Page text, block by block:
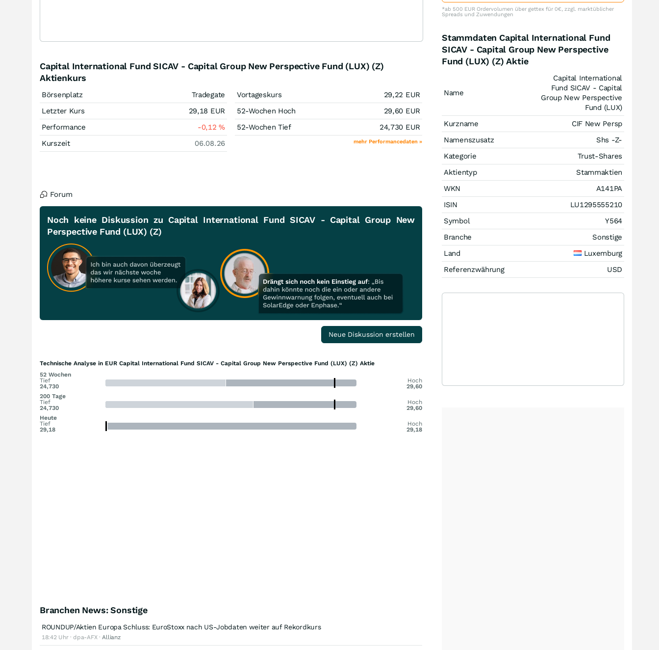
Capital International Fund SICAV - Capital Group New Perspective Fund (LUX) (Z)
Aktienkurs
Börsenplatz
Tradegate
Letzter Kurs
29,18 EUR
Performance
-0,12%
Kurszeit
06.08.26
Vortageskurs 29,22 EUR
52-Wochen Hoch
29,60 EUR
52-Wochen Tief
24,730 EUR
mehr Performancedaten »
Forum
Noch keine Diskussion zu Capital International Fund SICAV - Capital Group New
Perspective Fund (LUX) (Z)
Neue Diskussion erstellen
Technische Analyse in EUR Capital International Fund SICAV - Capital Group New Perspective Fund (LUX) (Z) Aktie
52 Wochen
Tief
24,730
Hoch
29,60
200 Tage
Tief
24,730
Hoch
29,60
Heute
Tief
29,18
Hoch
29,18
Branchen News: Sonstige
ROUNDUP/Aktien Europa Schluss: EuroStoxx nach US-Jobdaten weiter auf Rekordkurs
18:42 Uhr · dpa-AFX ·Allianz
*ab 500 EUR Ordervolumen über gettex für 0€, zzgl. marktüblicher
Spreads und Zuwendungen
Stammdaten Capital International Fund
SICAV - Capital Group New Perspective
Fund (LUX) (Z) Aktie
Name
Capital International
Fund SICAV - Capital
Group New Perspective
Fund (LUX)
Kurzname
CIF New Persp
Namenszusatz
Shs -Z-
Kategorie
Trust-Shares
Aktientyp
Stammaktien
WKN
A141PA
ISIN
LU1295555210
Symbol
Y564
Branche
Sonstige
Land
Luxemburg
Referenzwährung
USD